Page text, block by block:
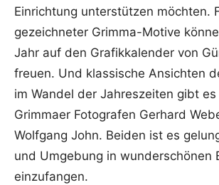
Einrichtung unterstützen möchten.
gezeichneter Grimma-Motive
Jahr auf den Grafikkalender von
freuen. Und klassische Ansichten
im Wandel der Jahreszeiten gibt
Grimmaer Fotografen Gerhard
Wolfgang John. Beiden ist es
und Umgebung in wunderschönen
einzufangen.